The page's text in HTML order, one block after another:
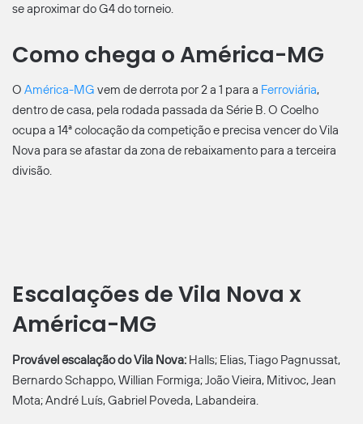
se aproximar do G4 do torneio.
Como chega o América-MG
O América-MG vem de derrota por 2 a 1 para a Ferroviária,
dentro de casa, pela rodada passada da Série B. O Coelho
ocupa a 14ª colocação da competição e precisa vencer do Vila
Nova para se afastar da zona de rebaixamento para a terceira
divisão.
Escalações de Vila Nova x
América-MG
Provável escalação do Vila Nova: Halls; Elias, Tiago Pagnussat,
Bernardo Schappo, Willian Formiga; João Vieira, Mitivoc, Jean
Mota; André Luís, Gabriel Poveda, Labandeira.